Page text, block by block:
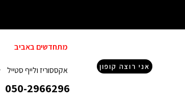
אני רוצה קופון
מתחדשים באביב
אקססוריז ולייף סטייל
050-2966296